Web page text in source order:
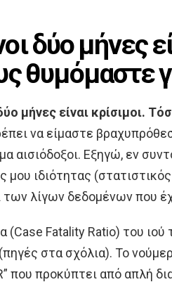
δύο μήνες
θυμόμαστε
μήνες είναι κρίσιμοι.
να είμαστε
αισιόδοξοι. Εξηγώ, εν
μου ιδιότητας
των λίγων δεδομένων που
(Case Fatality Ratio) του ιού
στα σχόλια). Το
που προκύπτει από απλή